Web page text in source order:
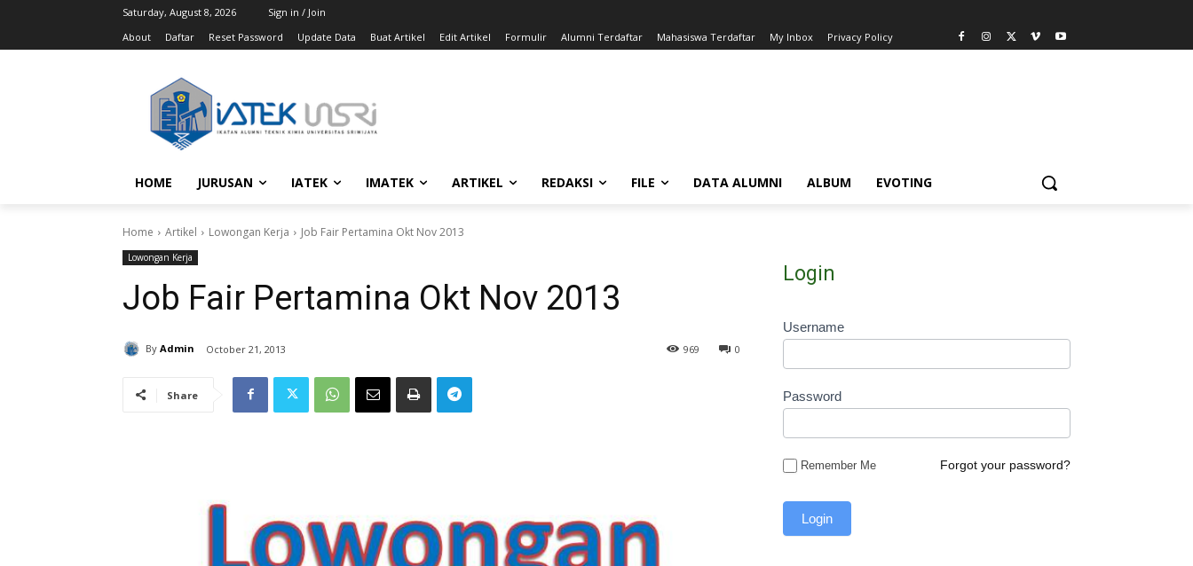
Saturday, August 8, 2026
Sign in / Join
About
Daftar Reset Password Update Data Buat Artikel Edit Artikel Formulir Alumni Terdaftar Mahasiswa Terdaftar My Inbox Privacy Policy
HOME JURUSAN IATEK IMATEK ARTIKEL REDAKSI FILE DATA ALUMNI ALBUM EVOTING
Home Artikel Lowongan Kerja Job Fair Pertamina Okt Nov 2013
Lowongan Kerja
Job Fair Pertamina Okt Nov 2013
By Admin October 21, 2013 0
969
Share
Login
Username
Password
Remember Me Forgot your password?